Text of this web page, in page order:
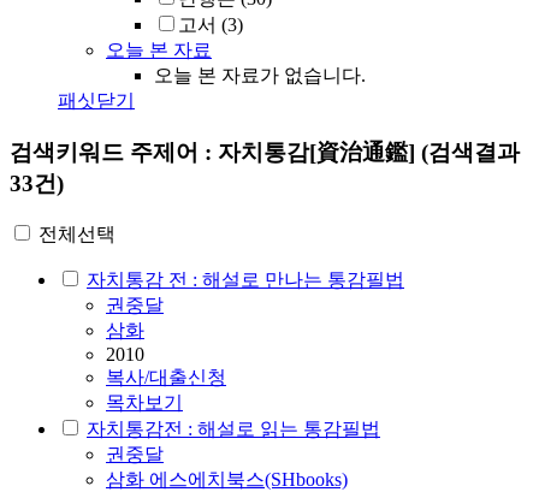
고서 (3)
오늘 본 자료
오늘 본 자료가 없습니다.
패싯닫기
검색키워드 주제어 : 자치통감[資治通鑑] (검색결과
33건)
전체선택
자치통감 전 : 해설로 만나는 통감필법
권중달
삼화
2010
복사/대출신청
목차보기
자치통감전 : 해설로 읽는 통감필법
권중달
삼화 에스에치북스(SHbooks)